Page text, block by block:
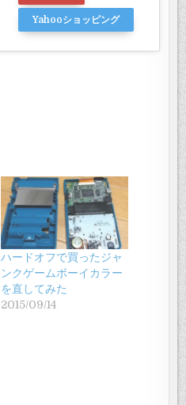
Yahooショッピング
ハードオフで買ったジャ
ンクゲームボーイカラー
を直してみた
2015/09/14